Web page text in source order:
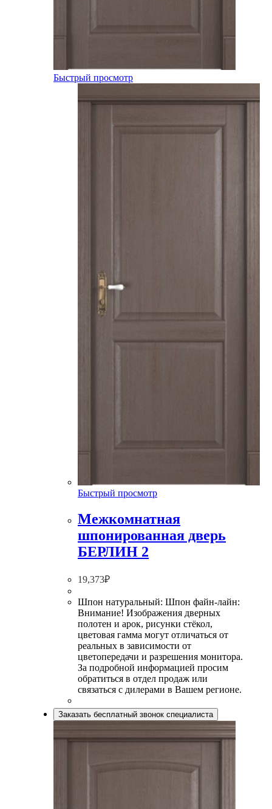
Быстрый просмотр
Быстрый просмотр
Межкомнатная
шпонированная дверь
БЕРЛИН 2
19,373₽
Шпон натуральный: Шпон файн-лайн:
Внимание! Изображения дверных
полотен и арок, рисунки стёкол,
цветовая гамма могут отличаться от
реальных в зависимости от
цветопередачи и разрешения монитора.
За подробной информацией просим
обратиться в отдел продаж или
связаться с дилерами в Вашем регионе.
Заказать бесплатный звонок специалиста